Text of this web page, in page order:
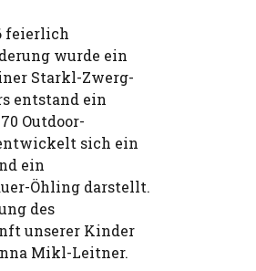
feierlich
wurde ein
Starkl-Zwerg-
entstand ein
Outdoor-
sich ein
ein
Öhling darstellt.
des
unserer Kinder
Mikl-Leitner.